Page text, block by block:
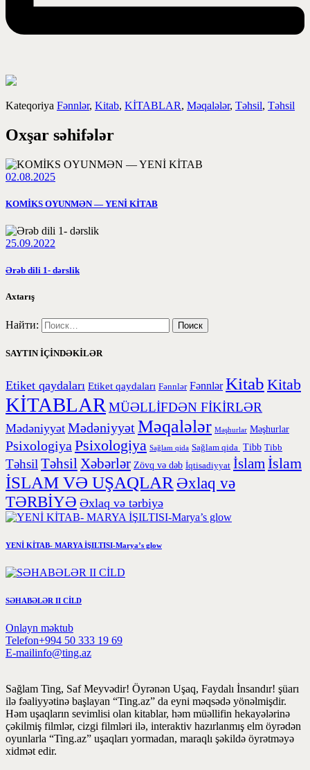
Kateqoriya Fənnlər, Kitab, KİTABLAR, Məqalələr, Təhsil, Təhsil
Oxşar səhifələr
02.08.2025
KOMİKS OYUNMƏN — YENİ KİTAB
25.09.2022
Ərəb dili 1- dərslik
Axtarış
Найти:
SAYTIN İÇİNDƏKİLƏR
Etiket qaydaları Etiket qaydaları Fənnlər Fənnlər Kitab Kitab
KİTABLAR MÜƏLLİFDƏN FİKİRLƏR
Mədəniyyət MədəniyyətMəqalələr Məşhurlar Məşhurlar
Psixologiya Psixologiya Sağlam qida Sağlam qida Tibb Tibb
Təhsil TəhsilXəbərlər Zövq və dəb İqtisadiyyat İslam İslam
İSLAM VƏ UŞAQLAR Əxlaq və
TƏRBİYƏ Əxlaq və tərbiyə
YENİ KİTAB- MARYA İŞILTISI-Marya’s glow
SƏHABƏLƏR II CİLD
Onlayn məktub
Telefon+994 50 333 19 69
E-mailinfo@ting.az
Sağlam Ting, Saf Meyvədir! Öyrənən Uşaq, Faydalı İnsandır! şüarı
ilə fəaliyyətinə başlayan “Ting.az” da eyni məqsədə yönəlmişdir.
Həm uşaqların sevimlisi olan kitablar, həm müəllifin hekayələrinə
çəkilmiş filmlər, cizgi filmləri ilə, interaktiv hazırlanmış elm öyrədən
oyunlarla “Ting.az” uşaqları yormadan, maraqlı şəkildə öyrətməyə
xidmət edir.